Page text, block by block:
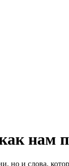
нам
но и слова,